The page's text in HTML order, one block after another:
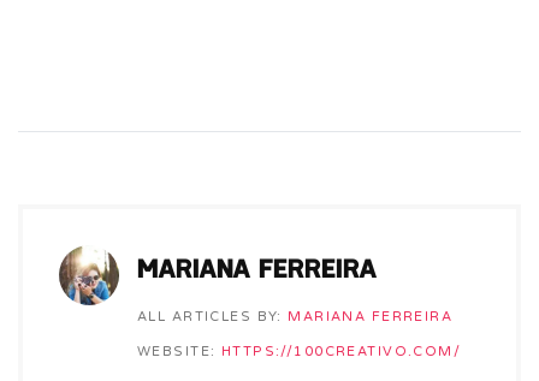
MARIANA FERREIRA
ALL ARTICLES BY: MARIANA FERREIRA
WEBSITE: HTTPS://100CREATIVO.COM/